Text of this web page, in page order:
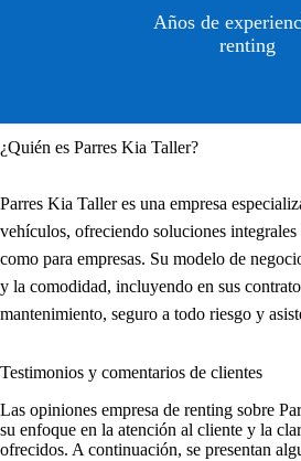
Años de
renting
¿Quién es Parres Kia Taller?
Parres Kia Taller es una empresa
vehículos, ofreciendo soluciones
como para empresas. Su modelo de
y la comodidad, incluyendo en sus
mantenimiento, seguro a todo riesgo y
Testimonios y comentarios de clientes
Las opiniones empresa de renting sobre
su enfoque en la atención al cliente y la
ofrecidos. A continuación, se presentan